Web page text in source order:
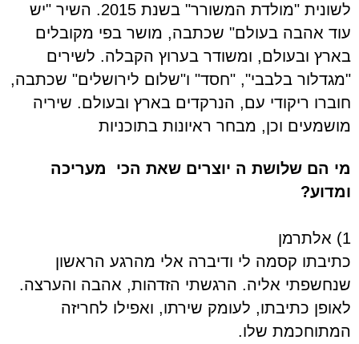
לשונית "מולדת המשורר" בשנת 2015. השיר "יש
עוד אהבה בעולם" שכתבה, מושר בפי מקובלים
בארץ ובעולם, ומשודר בערוץ הקבלה. לשירים
"מגדלור בלבבי", "חסד" ו"שלום לירושלים" שכתבה,
חוברו ריקודי עם, הנרקדים בארץ ובעולם. שיריה
מושמעים וכן, מבחר ראיונות בתוכניות
מי הם שלושת ה יוצרים שאת הכי מעריכה
ומדוע?
1) אלתרמן
כתיבתו קסמה לי ודיברה אלי מהרגע הראשון
שנחשפתי אליה. הרגשתי הזדהות, אהבה והערצה.
לאופן כתיבתו, לעומק שירתו, ואפילו לחריזה
המתוחכמת שלו.